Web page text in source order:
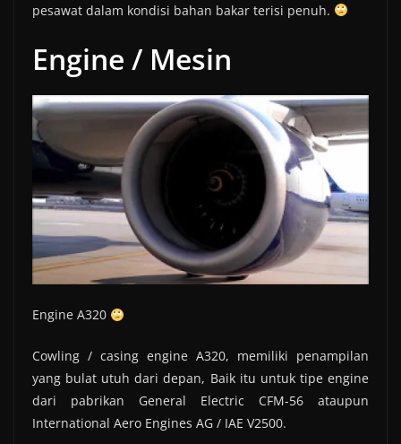
pesawat dalam kondisi bahan bakar terisi penuh.
Engine / Mesin
Engine A320
Cowling / casing engine A320, memiliki penampilan
yang bulat utuh dari depan, Baik itu untuk tipe engine
dari pabrikan General Electric CFM-56 ataupun
International Aero Engines AG / IAE V2500.